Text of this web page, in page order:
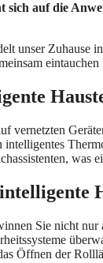
sich auf die
unser Zuhause
vernetzten
was
Sie nicht
Öffnen der